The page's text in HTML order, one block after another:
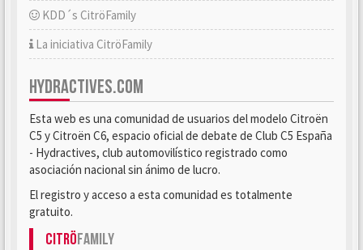
KDD´s CitröFamily
La iniciativa CitröFamily
HYDRACTIVES.COM
Esta web es una comunidad de usuarios del modelo Citroën
C5 y Citroën C6, espacio oficial de debate de Club C5 España
- Hydractives, club automovilístico registrado como
asociación nacional sin ánimo de lucro.
El registro y acceso a esta comunidad es totalmente
gratuito.
CitröFamily